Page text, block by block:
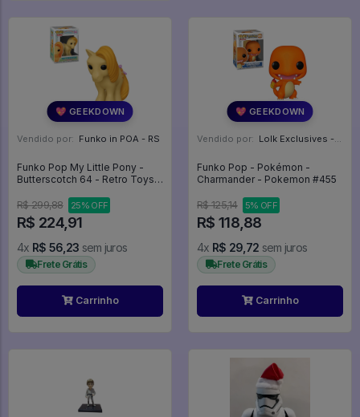
💖 GEEKDOWN
Vendido por: Funko in POA - RS
Funko Pop My Little Pony -
Butterscotch 64 - Retro Toys
R$ 299,88
25% OFF
R$ 224,91
4x R$ 56,23 sem juros
Frete Grátis
Carrinho
💖 GEEKDOWN
Vendido por: Lolk Exclusives - SP
Funko Pop - Pokémon -
Charmander - Pokemon #455
R$ 125,14 5% OFF
R$ 118,88
4x R$ 29,72 sem juros
Frete Grátis
Carrinho